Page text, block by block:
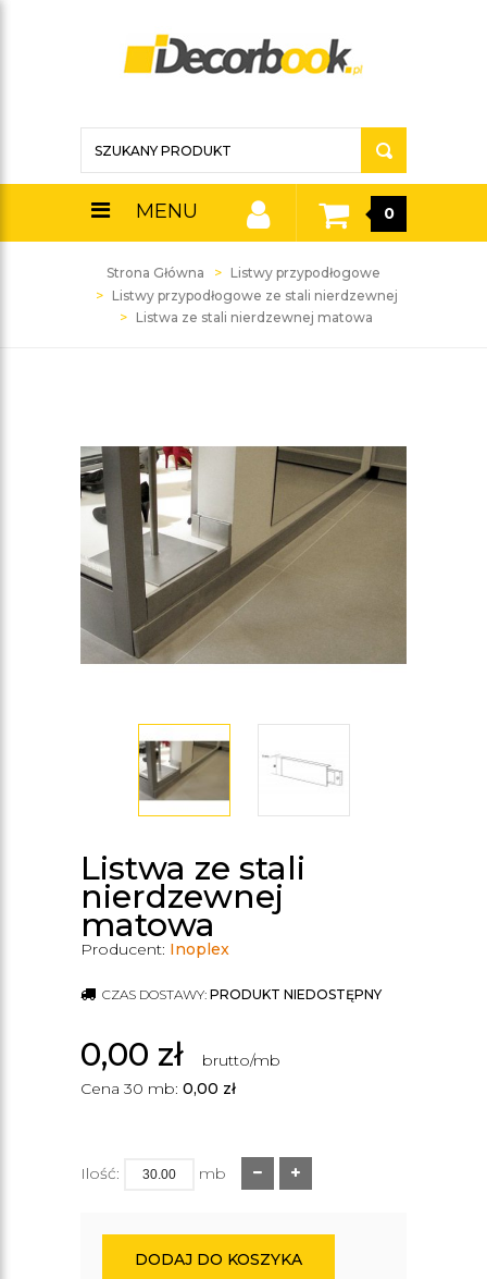
MENU 0
Strona Główna
Listwy przypodłogowe
Listwy przypodłogowe ze stali nierdzewnej
Listwa ze stali nierdzewnej matowa
Listwa ze stali
nierdzewnej
matowa
Producent: Inoplex
CZAS DOSTAWY: PRODUKT NIEDOSTĘPNY
0,00 zł
brutto/mb
Cena 30 mb: 0,00 zł
Ilość: mb
DODAJ DO KOSZYKA